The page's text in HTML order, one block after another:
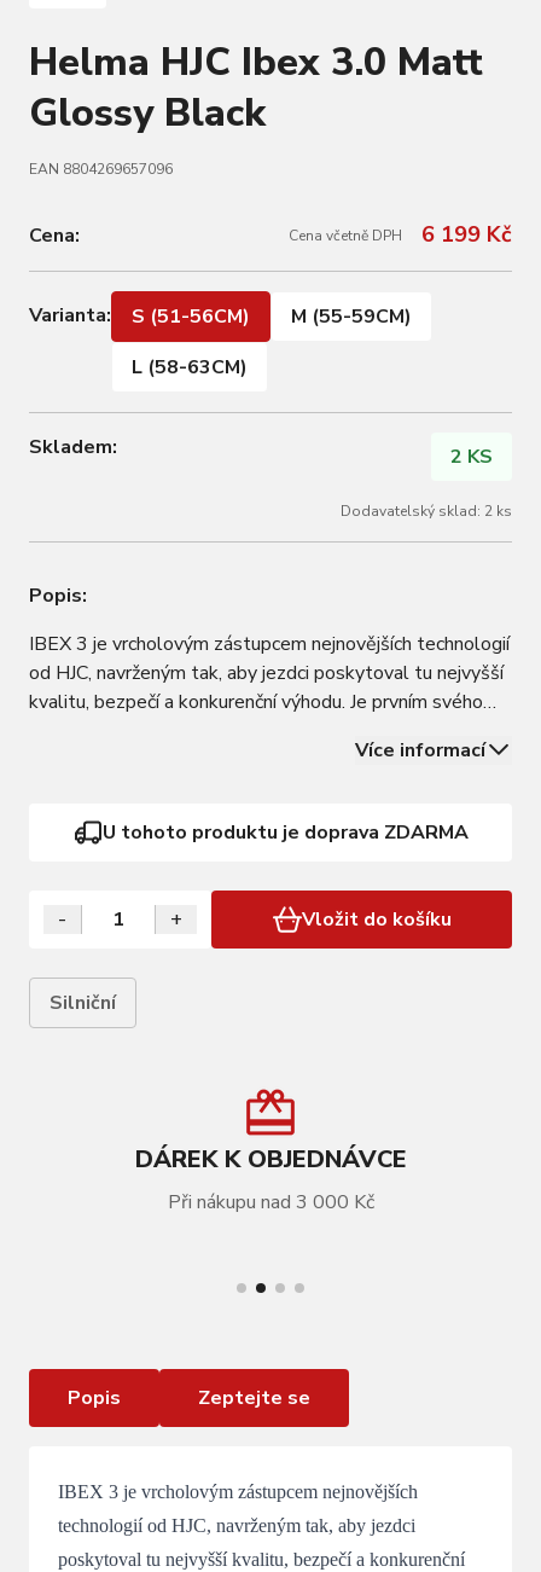
Helma HJC Ibex 3.0 Matt
Glossy Black
EAN 8804269657096
Cena: Cena včetně DPH 6 199 Kč
Varianta: S (51-56CM)
M (55-59CM)
L (58-63CM)
Skladem: 2 KS
Dodavatelský sklad: 2 ks
Popis:
IBEX 3 je vrcholovým zástupcem nejnovějších technologií
od HJC, navrženým tak, aby jezdci poskytoval tu nejvyšší
kvalitu, bezpečí a konkurenční výhodu. Je prvním svého
kombinující automatický systém přizpůsobení s možností
Více informací
U tohoto produktu je doprava ZDARMA
- + Vložit do košíku
Silniční
DÁREK K OBJEDNÁVCE
Při nákupu nad 3 000 Kč
Popis Zeptejte se
IBEX 3 je vrcholovým zástupcem nejnovějších
technologií od HJC, navrženým tak, aby jezdci
poskytoval tu nejvyšší kvalitu, bezpečí a konkurenční